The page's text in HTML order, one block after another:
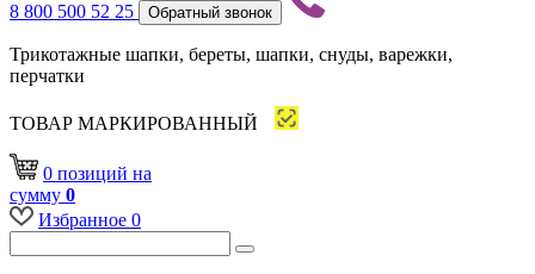
8 800 500 52 25 Обратный звонок
Трикотажные шапки, береты, шапки, снуды, варежки,
перчатки
ТОВАР МАРКИРОВАННЫЙ
0 позиций на
сумму 0
Избранное 0